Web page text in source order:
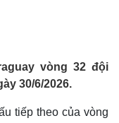
VOV
vòng 32 đội
30/6/2026.
tiếp theo của vòng